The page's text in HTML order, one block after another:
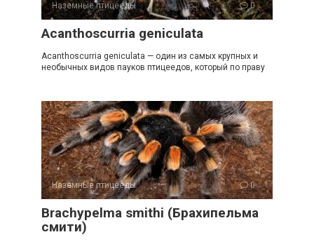
Наземные птицееды 0
Acanthoscurria geniculata
Acanthoscurria geniculata — один из самых крупных и
необычных видов пауков птицеедов, который по праву
Наземные птицееды 0
Brachypelma smithi (Брахипельма
смити)